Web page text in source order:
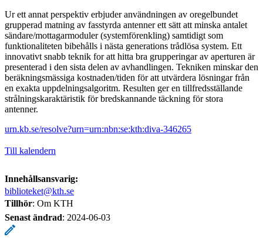
Ur ett annat perspektiv erbjuder användningen av oregelbundet
grupperad matning av fasstyrda antenner ett sätt att minska antalet
sändare/mottagarmoduler (systemförenkling) samtidigt som
funktionaliteten bibehålls i nästa generations trådlösa system. Ett
innovativt snabb teknik for att hitta bra grupperingar av aperturen är
presenterad i den sista delen av avhandlingen. Tekniken minskar den
beräkningsmässiga kostnaden/tiden för att utvärdera lösningar från
en exakta uppdelningsalgoritm. Resulten ger en tillfredsställande
strålningskaraktäristik för bredskannande täckning för stora
antenner.
urn.kb.se/resolve?urn=urn:nbn:se:kth:diva-346265
Till kalendern
Innehållsansvarig:
biblioteket@kth.se
Tillhör: Om KTH
Senast ändrad: 2024-06-03